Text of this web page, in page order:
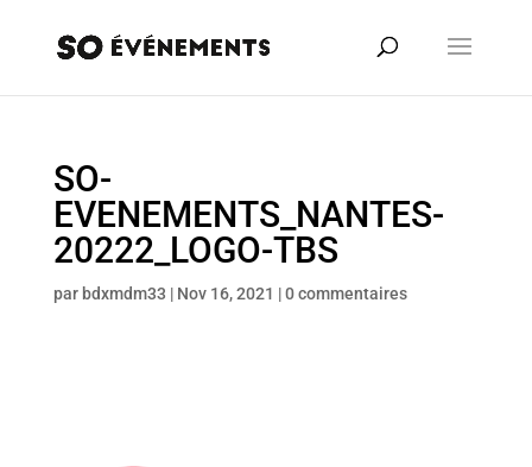
SO-
EVENEMENTS_NANTES-
20222_LOGO-TBS
par bdxmdm33 | Nov 16, 2021 |0 commentaires